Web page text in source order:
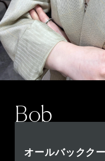
Bob
オールバックク